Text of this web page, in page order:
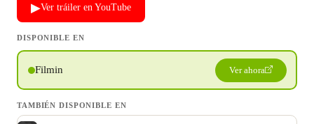
▶Ver tráiler en YouTube
DISPONIBLE EN
Filmin Ver ahora
TAMBIÉN DISPONIBLE EN